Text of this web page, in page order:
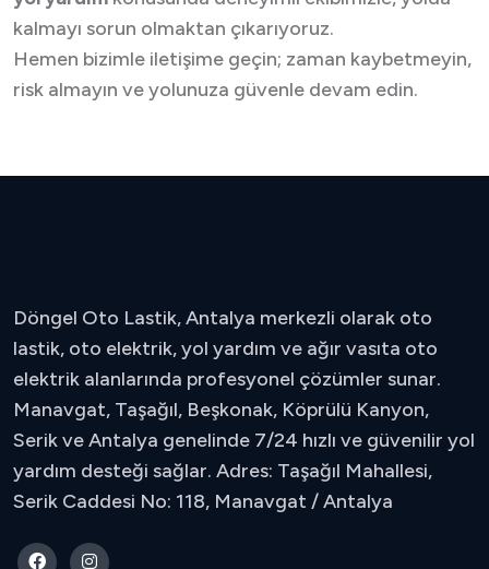
kalmayı sorun olmaktan çıkarıyoruz.
Hemen bizimle iletişime geçin; zaman kaybetmeyin,
risk almayın ve yolunuza güvenle devam edin.
Döngel Oto Lastik, Antalya merkezli olarak oto
lastik, oto elektrik, yol yardım ve ağır vasıta oto
elektrik alanlarında profesyonel çözümler sunar.
Manavgat, Taşağıl, Beşkonak, Köprülü Kanyon,
Serik ve Antalya genelinde 7/24 hızlı ve güvenilir yol
yardım desteği sağlar. Adres: Taşağıl Mahallesi,
Serik Caddesi No: 118, Manavgat / Antalya